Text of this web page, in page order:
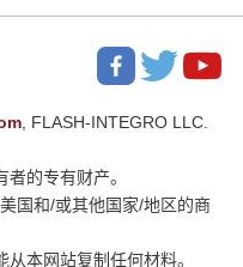
, FLASH-INTEGRO LLC.
的专有财产。
国和/或其他国家/地区的商
本网站复制任何材料。